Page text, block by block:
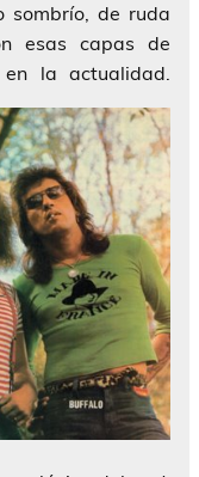
sombrío, de ruda
esas capas de
la actualidad.